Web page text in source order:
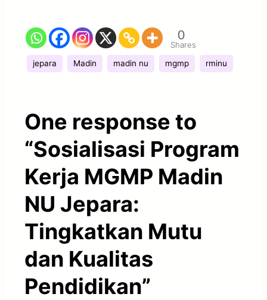
0
Shares
jepara
Madin madin nu mgmp rminu
One response to
“Sosialisasi Program
Kerja MGMP Madin
NU Jepara:
Tingkatkan Mutu
dan Kualitas
Pendidikan”